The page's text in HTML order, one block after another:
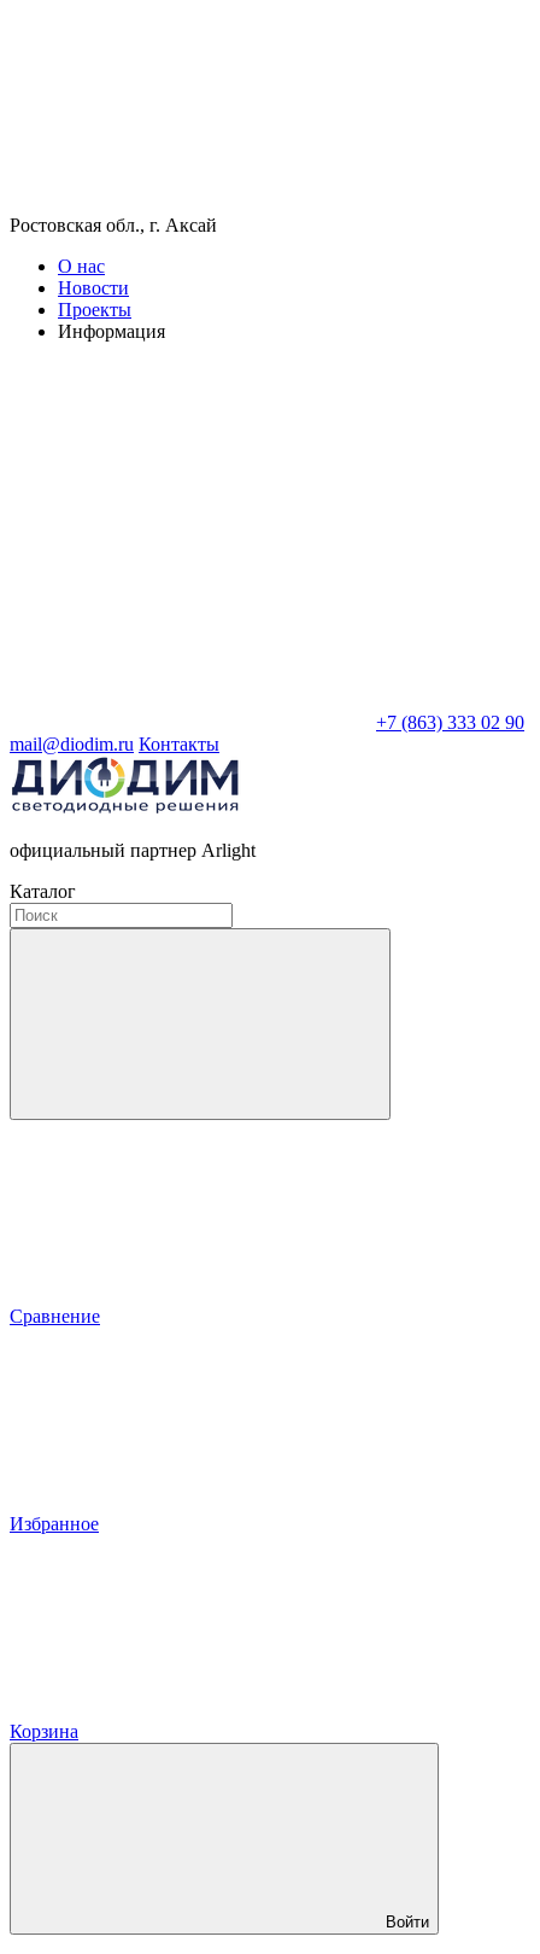
Ростовская обл., г. Аксай
О нас
Новости
Проекты
Информация
+7 (863) 333 02 90
mail@diodim.ru Контакты
официальный партнер Arlight
Каталог
Сравнение
Избранное
Корзина
Войти